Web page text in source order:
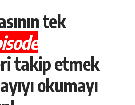
tek
takip etmek
okumayı